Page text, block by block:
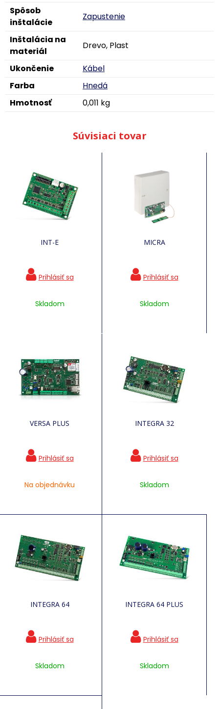
Spôsob
inštalácie
Zapustenie
Inštalácia na
materiál
Drevo, Plast
Ukončenie
Kábel
Farba
Hnedá
Hmotnosť
0,011 kg
Súvisiaci tovar
INT-E
Skladom
MICRA
Skladom
VERSA PLUS
Na objednávku
INTEGRA 32
Skladom
INTEGRA 64
Skladom
INTEGRA 64 PLUS
Skladom